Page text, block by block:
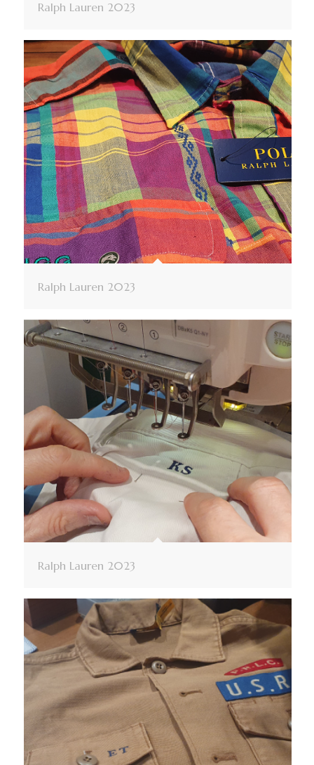
Ralph Lauren 2023
Ralph Lauren 2023
Ralph Lauren 2023